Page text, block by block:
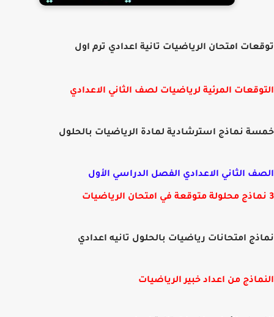
امتحان الرياضيات تانية اعدادي ترم اول
المرئية لرياضيات لصف الثاني الاعدادي
نماذج استرشادية لمادة الرياضيات بالحلول
الثاني الاعدادي الفصل الدراسي الأول
امتحانات رياضيات بالحلول تانيه اعدادي
من اعداد خبير الرياضيات